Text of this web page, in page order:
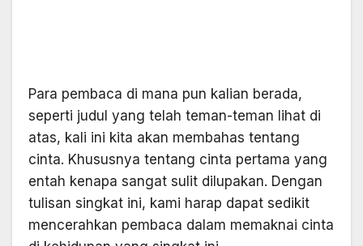
Para pembaca di mana pun kalian berada,
seperti judul yang telah teman-teman lihat di
atas, kali ini kita akan membahas tentang
cinta. Khususnya tentang cinta pertama yang
entah kenapa sangat sulit dilupakan. Dengan
tulisan singkat ini, kami harap dapat sedikit
mencerahkan pembaca dalam memaknai cinta